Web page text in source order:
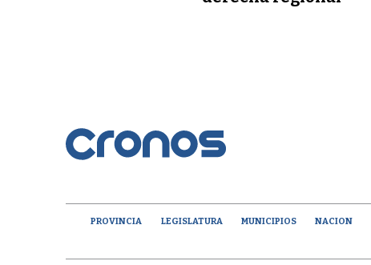
PROVINCIA LEGISLATURA MUNICIPIOS NACION